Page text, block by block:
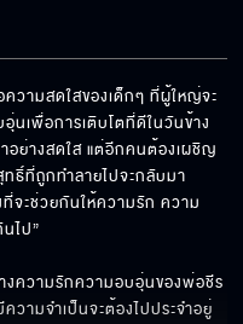
วามสดใสของเด็กๆ ที่ผู้ใหญ่จะ
นเพื่อการเติบโตที่ดีในวันข้าง
อย่างสดใส แต่อีกคนต้องเผชิญ
ธิ์ที่ถูกทำลายไปจะกลับมา
จะช่วยกันให้ความรัก ความ
ไป”
ความรักความอบอุ่นของพ่อชีร
ามจำเป็นจะต้องไปประจำอยู่